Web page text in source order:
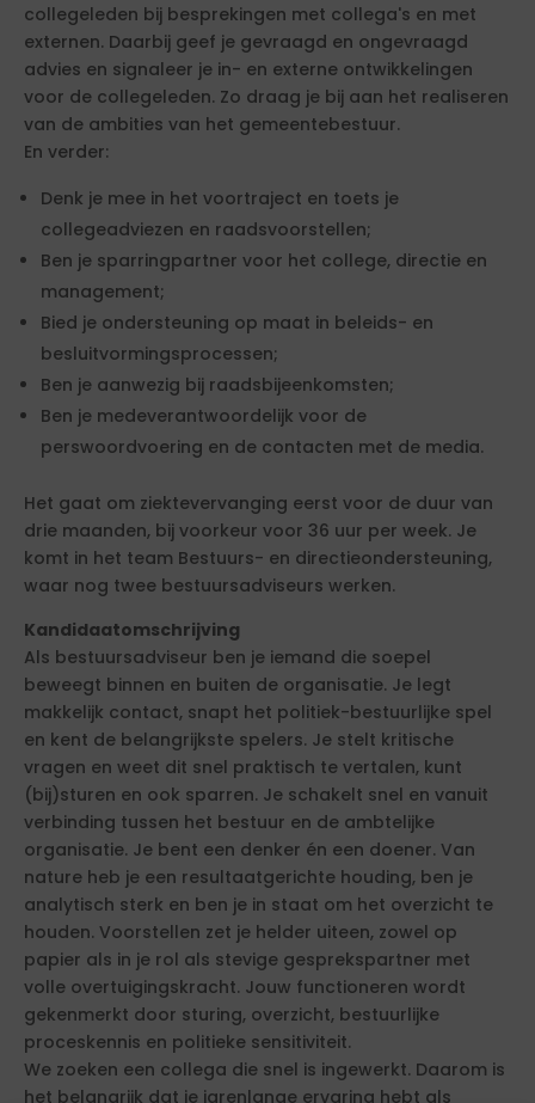
collegeleden bij besprekingen met collega's en met
externen. Daarbij geef je gevraagd en ongevraagd
advies en signaleer je in- en externe ontwikkelingen
voor de collegeleden. Zo draag je bij aan het realiseren
van de ambities van het gemeentebestuur.
En verder:
Denk je mee in het voortraject en toets je
collegeadviezen en raadsvoorstellen;
Ben je sparringpartner voor het college, directie en
management;
Bied je ondersteuning op maat in beleids- en
besluitvormingsprocessen;
Ben je aanwezig bij raadsbijeenkomsten;
Ben je medeverantwoordelijk voor de
perswoordvoering en de contacten met de media.
Het gaat om ziektevervanging eerst voor de duur van
drie maanden, bij voorkeur voor 36 uur per week. Je
komt in het team Bestuurs- en directieondersteuning,
waar nog twee bestuursadviseurs werken.
Kandidaatomschrijving
Als bestuursadviseur ben je iemand die soepel
beweegt binnen en buiten de organisatie. Je legt
makkelijk contact, snapt het politiek-bestuurlijke spel
en kent de belangrijkste spelers. Je stelt kritische
vragen en weet dit snel praktisch te vertalen, kunt
(bij)sturen en ook sparren. Je schakelt snel en vanuit
verbinding tussen het bestuur en de ambtelijke
organisatie. Je bent een denker én een doener. Van
nature heb je een resultaatgerichte houding, ben je
analytisch sterk en ben je in staat om het overzicht te
houden. Voorstellen zet je helder uiteen, zowel op
papier als in je rol als stevige gesprekspartner met
volle overtuigingskracht. Jouw functioneren wordt
gekenmerkt door sturing, overzicht, bestuurlijke
proceskennis en politieke sensitiviteit.
We zoeken een collega die snel is ingewerkt. Daarom is
het belangrijk dat je jarenlange ervaring hebt als